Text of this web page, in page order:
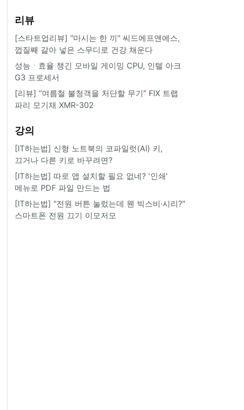
리뷰
[스타트업리뷰] "마시는 한 끼" 씨드에프앤에스,
껍질째 갈아 넣은 스무디로 건강 채운다
성능ㆍ효율 챙긴 모바일 게이밍 CPU, 인텔 아크
G3 프로세서
[리뷰] “여름철 불청객을 처단할 무기” FIX 트랩
파리 모기채 XMR-302
강의
[IT하는법] 신형 노트북의 코파일럿(AI) 키,
끄거나 다른 키로 바꾸려면?
[IT하는법] 따로 앱 설치할 필요 없네? '인쇄'
메뉴로 PDF 파일 만드는 법
[IT하는법] "전원 버튼 눌렀는데 웬 빅스비·시리?"
스마트폰 전원 끄기 이모저모